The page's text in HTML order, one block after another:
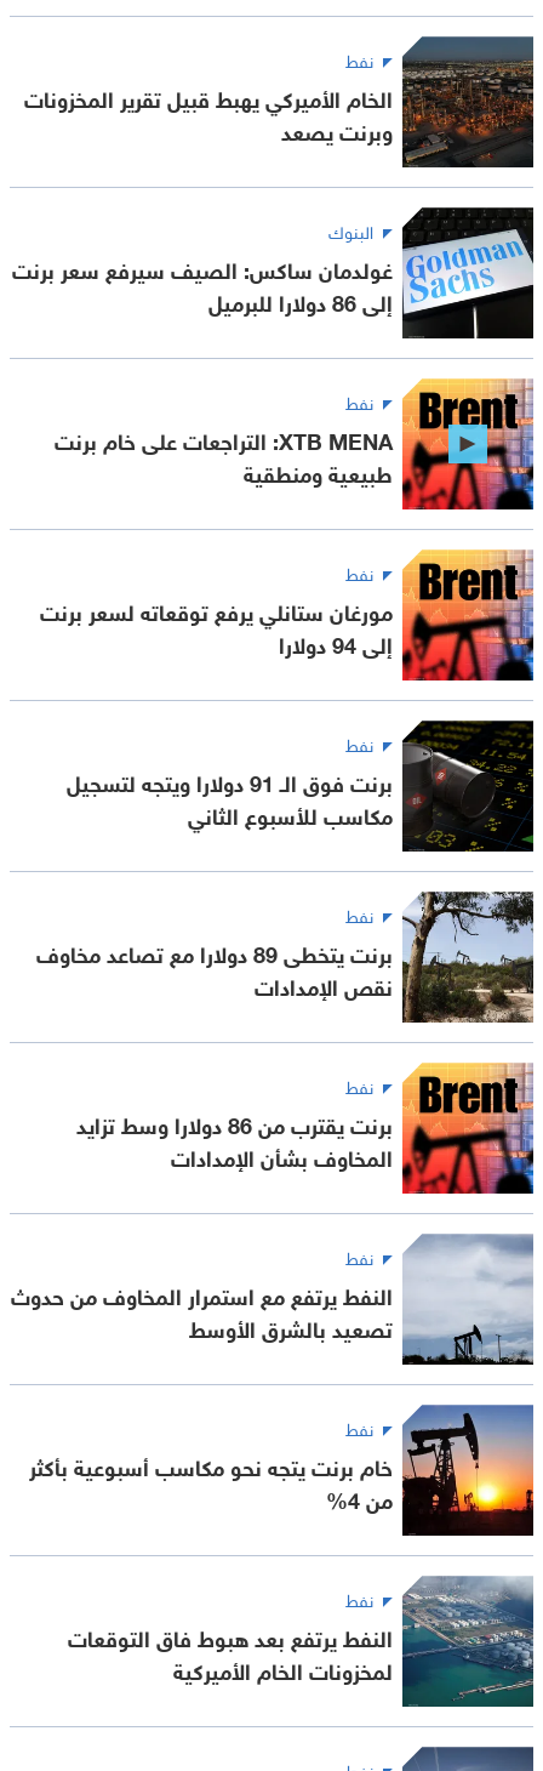
نفط
الخام الأميركي يهبط قبيل تقرير المخزونات
وبرنت يصعد
البنوك
غولدمان ساكس: الصيف سيرفع سعر برنت
إلى 86 دولارا للبرميل
نفط
XTB MENA: التراجعات على خام برنت
طبيعية ومنطقية
نفط
مورغان ستانلي يرفع توقعاته لسعر برنت
إلى 94 دولارا
نفط
برنت فوق الـ 91 دولارا ويتجه لتسجيل
مكاسب للأسبوع الثاني
نفط
برنت يتخطى 89 دولارا مع تصاعد مخاوف
نقص الإمدادات
نفط
برنت يقترب من 86 دولارا وسط تزايد
المخاوف بشأن الإمدادات
نفط
النفط يرتفع مع استمرار المخاوف من حدوث
تصعيد بالشرق الأوسط
نفط
خام برنت يتجه نحو مكاسب أسبوعية بأكثر
من 4%
نفط
النفط يرتفع بعد هبوط فاق التوقعات
لمخزونات الخام الأميركية